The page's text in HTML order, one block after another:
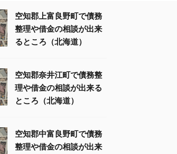
空知郡上富良野町で債務
整理や借金の相談が出来
るところ（北海道）
空知郡奈井江町で債務整
理や借金の相談が出来る
ところ（北海道）
空知郡中富良野町で債務
整理や借金の相談が出来